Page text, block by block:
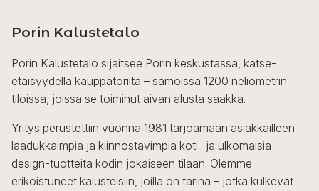
muunnelma.
tehdä
valinnat
tuotteen
sivulla.
Porin Kalustetalo
Porin Kalustetalo sijaitsee Porin keskustassa, katse-
etäisyydellä kauppatorilta – samoissa 1200 neliömetrin
tiloissa, joissa se toiminut aivan alusta saakka.
Yritys perustettiin vuonna 1981 tarjoamaan asiakkailleen
laadukkaimpia ja kiinnostavimpia koti- ja ulkomaisia
design-tuotteita kodin jokaiseen tilaan. Olemme
erikoistuneet kalusteisiin, joilla on tarina – jotka kulkevat